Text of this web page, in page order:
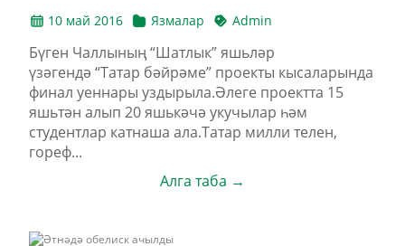
10 май 2016 Язмалар Admin
Бүген Чаллының “Шатлык” яшьләр
үзәгендә “Татар бәйрәме” проекты кысаларында
финал уеннары уздырыла.Әлеге проектта 15
яшьтән алып 20 яшькәчә укучылар һәм
студентлар катнаша ала.Татар милли телен,
гореф...
Алга таба →